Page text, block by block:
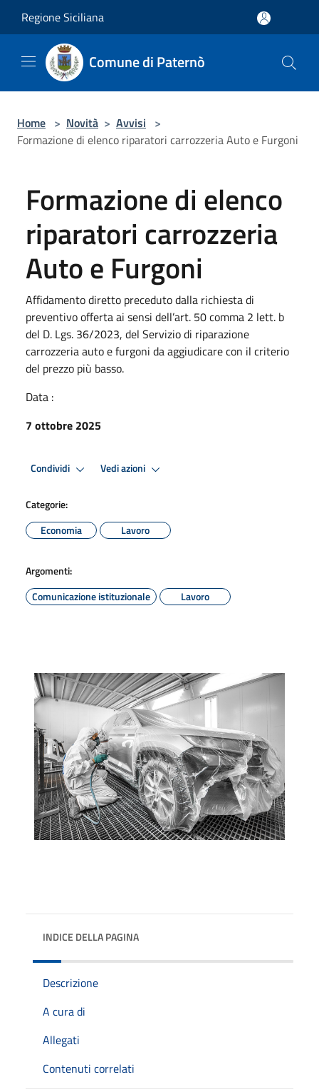
Regione Siciliana
Comune di Paternò
Home > Novità > Avvisi >
Formazione di elenco riparatori carrozzeria Auto e Furgoni
Formazione di elenco
riparatori carrozzeria
Auto e Furgoni
Affidamento diretto preceduto dalla richiesta di
preventivo offerta ai sensi dell’art. 50 comma 2 lett. b
del D. Lgs. 36/2023, del Servizio di riparazione
carrozzeria auto e furgoni da aggiudicare con il criterio
del prezzo più basso.
Data :
7 ottobre 2025
Condividi Vedi azioni
Categorie:
Economia
Lavoro
Argomenti:
Comunicazione istituzionale
Lavoro
INDICE DELLA PAGINA
Descrizione
A cura di
Allegati
Contenuti correlati